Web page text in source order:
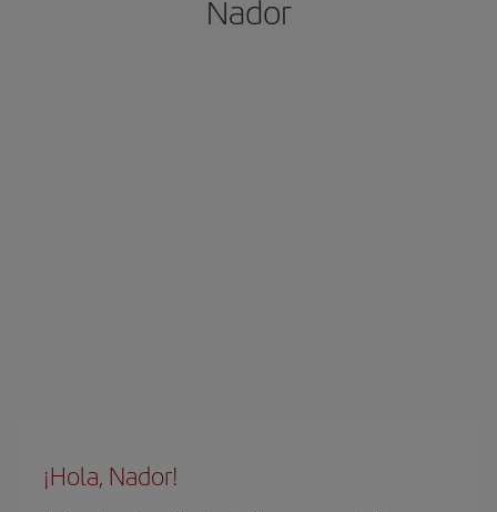
Nador
¡Hola, Nador!